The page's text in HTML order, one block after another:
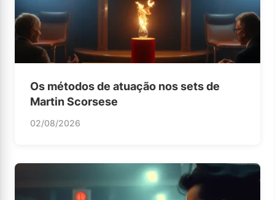
Os métodos de atuação nos sets de
Martin Scorsese
02/08/2026